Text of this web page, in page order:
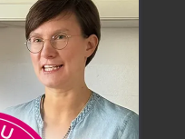
Seezugang–
kann. Es